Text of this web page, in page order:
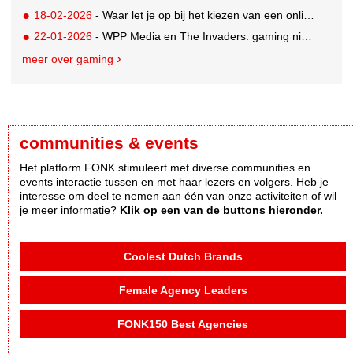
18-02-2026 - Waar let je op bij het kiezen van een online casino in België?
22-01-2026 - WPP Media en The Invaders: gaming niet langer een mannenwereld
meer over gaming
communities & events
Het platform FONK stimuleert met diverse communities en
events interactie tussen en met haar lezers en volgers. Heb je
interesse om deel te nemen aan één van onze activiteiten of wil
je meer informatie? Klik op een van de buttons hieronder.
Coolest Dutch Brands
Female Agency Leaders
FONK150 Best Agencies